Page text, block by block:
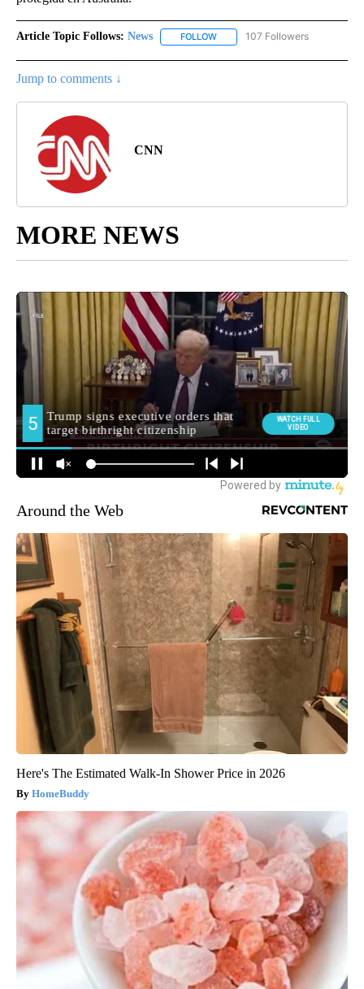
Article Topic Follows: News FOLLOW FOLLOW "NEWS" TO RECEIVE
107 Followers
Jump to comments ↓
CNN
MORE NEWS
Around the Web
Here's The Estimated Walk-In Shower Price in 2026
HomeBuddy